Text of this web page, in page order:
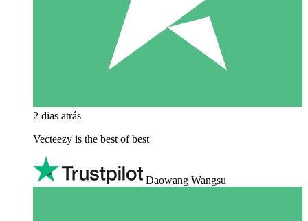
2 dias atrás
Vecteezy is the best of best
Daowang Wangsu